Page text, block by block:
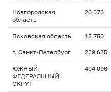
Новгородская
область
20 070
Псковская область 15 750
г. Санкт-Петербург 239 635
ЮЖНЫЙ
ФЕДЕРАЛЬНЫЙ
ОКРУГ
404 096